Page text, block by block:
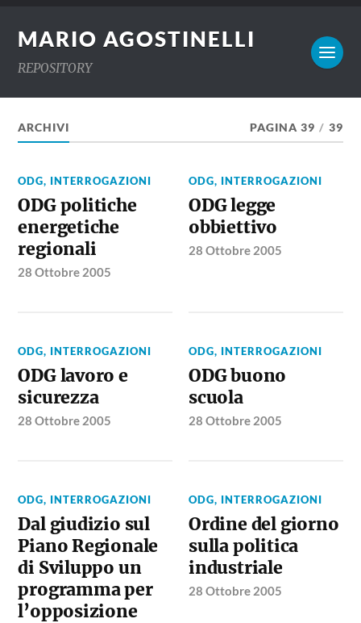
MARIO AGOSTINELLI
REPOSITORY
ARCHIVI PAGINA 39 / 39
ODG, INTERROGAZIONI
ODG politiche
energetiche
regionali
28 Ottobre 2005
ODG, INTERROGAZIONI
ODG legge
obbiettivo
28 Ottobre 2005
ODG, INTERROGAZIONI
ODG lavoro e
sicurezza
28 Ottobre 2005
ODG, INTERROGAZIONI
ODG buono
scuola
28 Ottobre 2005
ODG, INTERROGAZIONI
Dal giudizio sul
Piano Regionale
di Sviluppo un
programma per
l’opposizione
ODG, INTERROGAZIONI
Ordine del giorno
sulla politica
industriale
28 Ottobre 2005